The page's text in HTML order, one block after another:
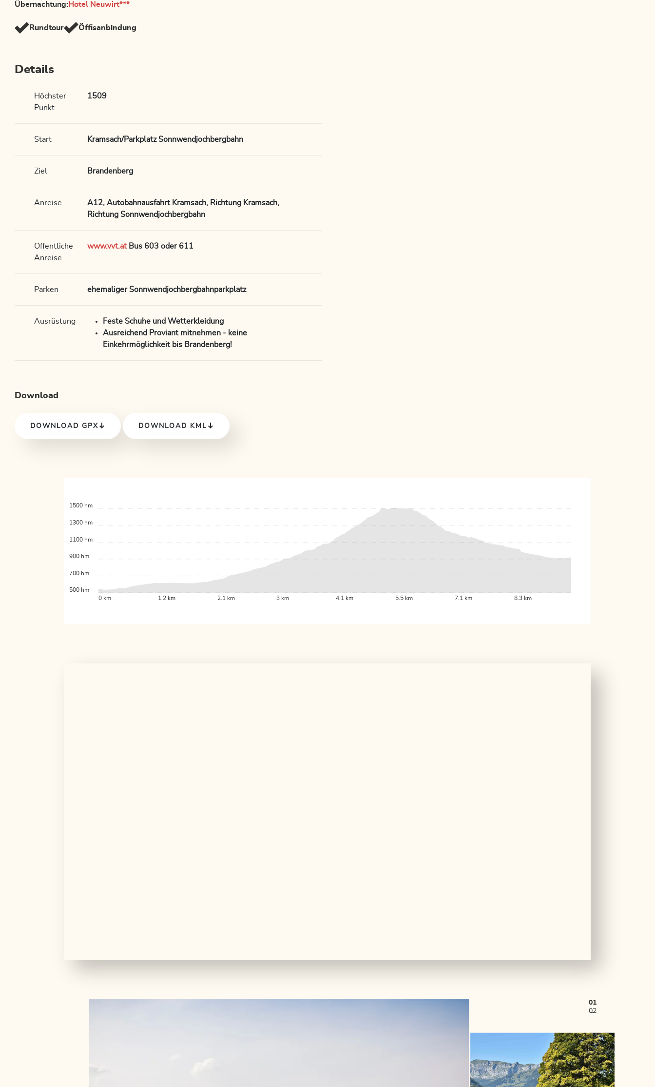
Übernachtung: Hotel Neuwirt***
Rundtour Öffisanbindung
Details
Höchster
Punkt
1509
Start Kramsach/Parkplatz Sonnwendjochbergbahn
Ziel Brandenberg
Anreise
A12, Autobahnausfahrt Kramsach, Richtung Kramsach,
Richtung Sonnwendjochbergbahn
Öffentliche
Anreise
www.vvt.atBus 603 oder 611
Parken ehemaliger Sonnwendjochbergbahnparkplatz
Ausrüstung
Feste Schuhe und Wetterkleidung
Ausreichend Proviant mitnehmen - keine
Einkehrmöglichkeit bis Brandenberg!
Download
DOWNLOAD GPX DOWNLOAD KML
0 km 1.2 km 2.1 km 3 km 4.1 km 5.5 km 7.1 km 8.3 km
500 hm
700 hm
900 hm
1100 hm
1300 hm
1500 hm
01
02